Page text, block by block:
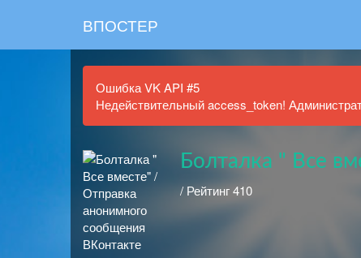
ВПОСТЕР
Ошибка VK API #5
Недействительный access_token!
Болталка " Все
/ Рейтинг 410